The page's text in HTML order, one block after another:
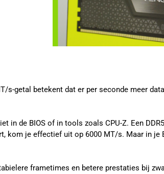
getal betekent dat er per seconde meer
de BIOS of in tools zoals CPU-Z. Een
kom je effectief uit op 6000 MT/s. Maar in je
frametimes en betere prestaties bij